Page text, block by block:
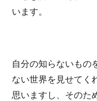
います。
自分の知らないもの
ない世界を見せてく
思いますし、そのた